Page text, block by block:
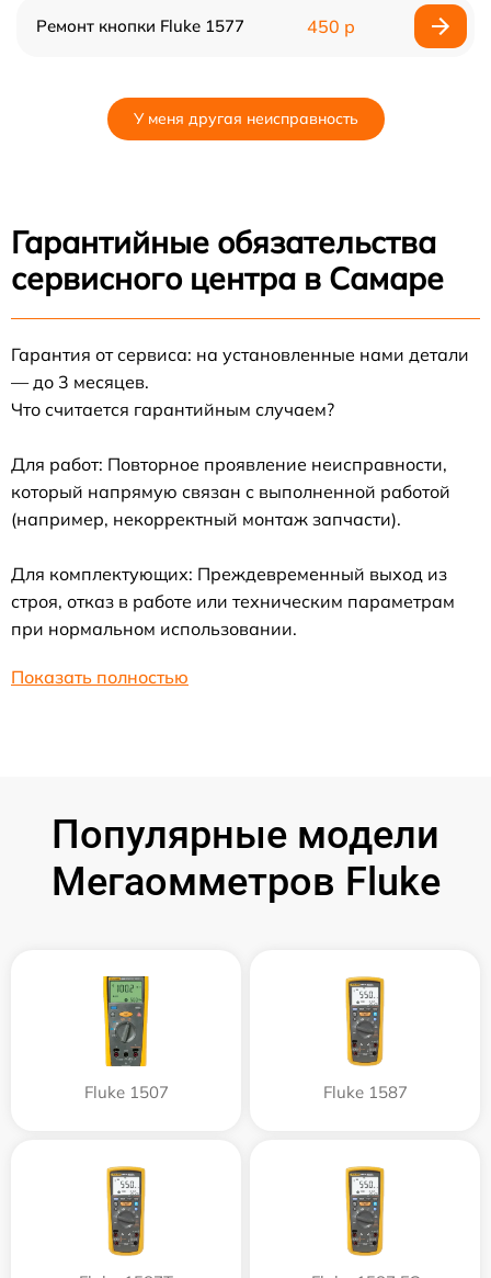
Ремонт кнопки Fluke 1577 450 р
У меня другая неисправность
Гарантийные обязательства
сервисного центра в Самаре
Гарантия от сервиса: на установленные нами детали
— до 3 месяцев.
Что считается гарантийным случаем?
Для работ: Повторное проявление неисправности,
который напрямую связан с выполненной работой
(например, некорректный монтаж запчасти).
Для комплектующих: Преждевременный выход из
строя, отказ в работе или техническим параметрам
при нормальном использовании.
Показать полностью
Популярные модели
Мегаомметров Fluke
Fluke 1507 Fluke 1587